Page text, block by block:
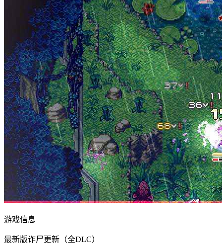
游戏信息
最新版诈尸更新（全DLC）